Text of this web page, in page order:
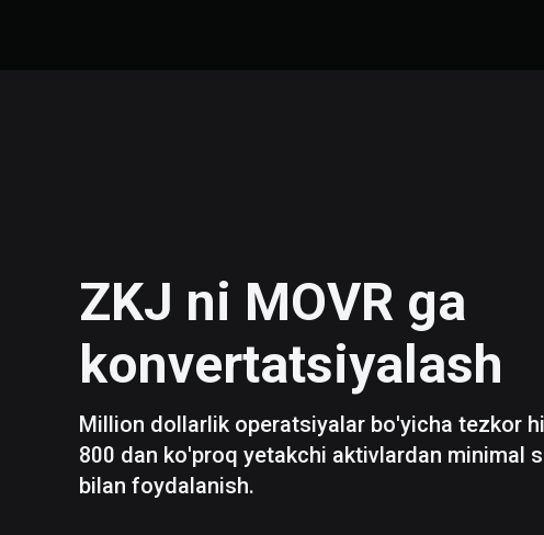
ZKJ ni MOVR ga
konvertatsiyalash
Million dollarlik operatsiyalar bo'yicha tezkor
800 dan ko'proq yetakchi aktivlardan minimal
bilan foydalanish.